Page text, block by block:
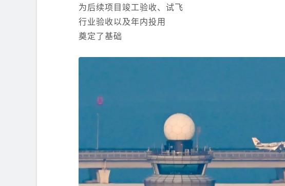
为后续项目竣工验收、试飞
行业验收以及年内投用
奠定了基础